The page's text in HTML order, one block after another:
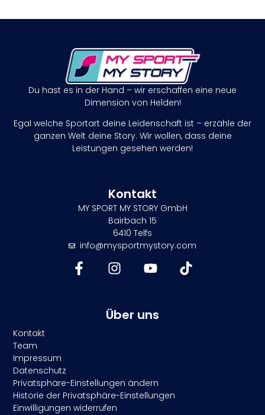
Du hast es in der Hand – wir erschaffen eine neue
Dimension von Helden!
Egal welche Sportart deine Leidenschaft ist – erzähle der
ganzen Welt deine Story. Wir wollen, dass deine
Leistungen gesehen werden!
Kontakt
MY SPORT MY STORY GmbH
Bairbach 15
6410 Telfs
info@mysportmystory.com
Über uns
Kontakt
Team
Impressum
Datenschutz
Privatsphäre-Einstellungen ändern
Historie der Privatsphäre-Einstellungen
Einwilligungen widerrufen